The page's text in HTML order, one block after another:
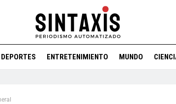
DEPORTES ENTRETENIMIENTO MUNDO